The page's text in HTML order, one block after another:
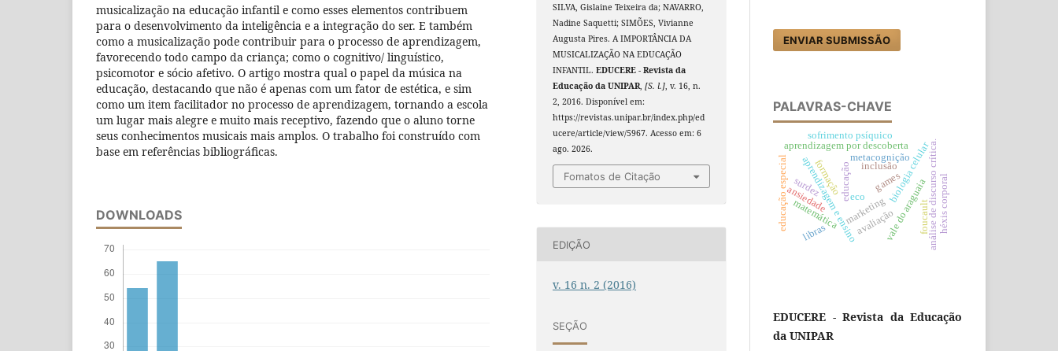
musicalização na educação infantil e como esses elementos contribuem
para o desenvolvimento da inteligência e a integração do ser. E também
como a musicalização pode contribuir para o processo de aprendizagem,
favorecendo todo campo da criança; como o cognitivo/ linguístico,
psicomotor e sócio afetivo. O artigo mostra qual o papel da música na
educação, destacando que não é apenas com um fator de estética, e sim
como um item facilitador no processo de aprendizagem, tornando a escola
um lugar mais alegre e muito mais receptivo, fazendo que o aluno torne
seus conhecimentos musicais mais amplos. O trabalho foi construído com
base em referências bibliográficas.
DOWNLOADS
SILVA, Gislaine Teixeira da; NAVARRO,
Nadine Saquetti; SIMÕES, Vivianne
Augusta Pires. A IMPORTÂNCIA DA
MUSICALIZAÇÃO NA EDUCAÇÃO
INFANTIL.EDUCERE - Revista da
Educação da UNIPAR,[S. l.], v. 16, n.
2, 2016. Disponível em:
https://revistas.unipar.br/index.php/ed
ucere/article/view/5967. Acesso em: 6
ago. 2026.
Fomatos de Citação
EDIÇÃO
v. 16 n. 2 (2016)
SEÇÃO
ENVIAR SUBMISSÃO
PALAVRAS-CHAVE
avaliação
biologia celular
aprendizagem e ensino
educação análise de discurso crítica.
metacognição
matemática
games
aprendizagem por descoberta
marketing
eco
formação vale do araguaia
sofrimento psíquico
ansiedade
inclusão
surdez
educação especial
libras héxis corporal
foucault
EDUCERE - Revista da Educação
da UNIPAR